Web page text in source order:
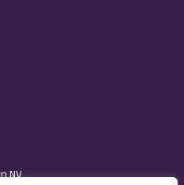
side
LinkedIn-sideInstagram-profil
NV